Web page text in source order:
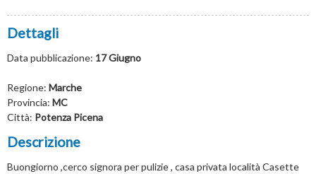
Dettagli
Data pubblicazione: 17 Giugno
Regione: Marche
Provincia: MC
Città: Potenza Picena
Descrizione
Buongiorno ,cerco signora per pulizie , casa privata località Casette